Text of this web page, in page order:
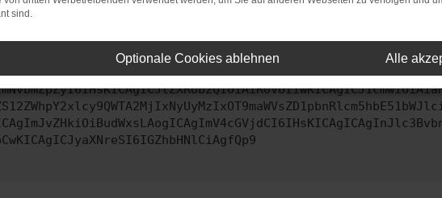
uns bitte. Wir werden versuchen, das Problem zu beheben. Du
sind.
Optionale Cookies ablehnen Alle